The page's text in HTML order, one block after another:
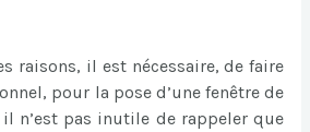
raisons, il est nécessaire, de faire
pour la pose d’une fenêtre de
n’est pas inutile de rappeler que